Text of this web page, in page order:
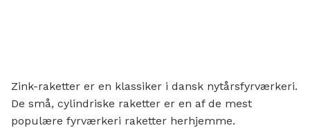
Zink-raketter er en klassiker i dansk nytårsfyrværkeri.
De små, cylindriske raketter er en af de mest
populære fyrværkeri raketter herhjemme.